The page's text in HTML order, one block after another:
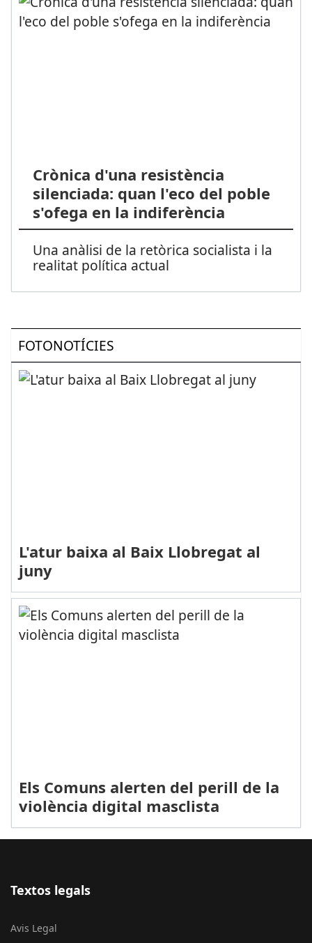
Crònica d'una resistència
silenciada: quan l'eco del poble
s'ofega en la indiferència
Una anàlisi de la retòrica socialista i la
realitat política actual
FOTONOTÍCIES
L'atur baixa al Baix Llobregat al
juny
Els Comuns alerten del perill de la
violència digital masclista
Textos legals
Avis Legal